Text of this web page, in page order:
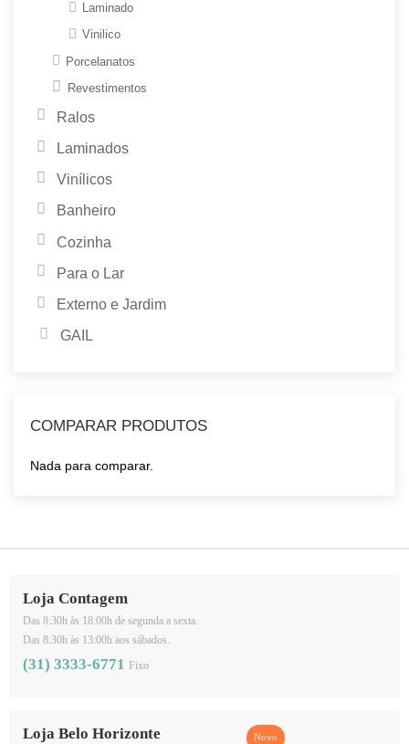
Laminado
Vinilico
Porcelanatos
Revestimentos
Ralos
Laminados
Vinílicos
Banheiro
Cozinha
Para o Lar
Externo e Jardim
GAIL
COMPARAR PRODUTOS
Nada para comparar.
Loja Contagem
Das 8:30h às 18:00h de segunda a sexta.
Das 8:30h às 13:00h aos sábados.
(31) 3333-6771 Fixo
Loja Belo Horizonte